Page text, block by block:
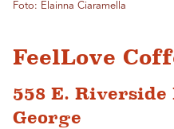
Foto: Elainna Ciaramella
FeelLove
558 E. Riverside
George